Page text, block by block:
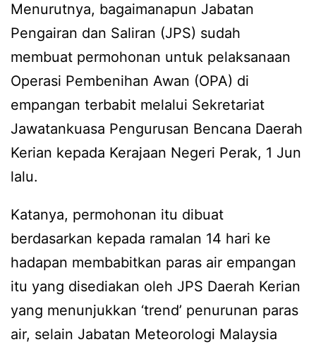
Menurutnya, bagaimanapun Jabatan
Pengairan dan Saliran (JPS) sudah
membuat permohonan untuk pelaksanaan
Operasi Pembenihan Awan (OPA) di
empangan terbabit melalui Sekretariat
Jawatankuasa Pengurusan Bencana Daerah
Kerian kepada Kerajaan Negeri Perak, 1 Jun
lalu.
Katanya, permohonan itu dibuat
berdasarkan kepada ramalan 14 hari ke
hadapan membabitkan paras air empangan
itu yang disediakan oleh JPS Daerah Kerian
yang menunjukkan ‘trend’ penurunan paras
air, selain Jabatan Meteorologi Malaysia